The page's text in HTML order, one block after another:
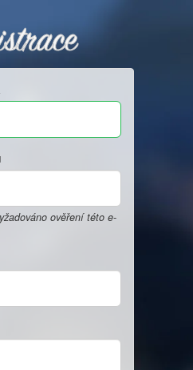
ověření této e-